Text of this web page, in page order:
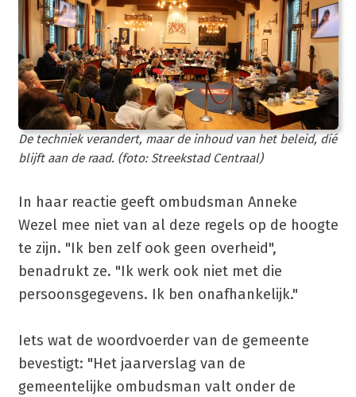
De techniek verandert, maar de inhoud van het beleid, díé
blijft aan de raad. (foto: Streekstad Centraal)
In haar reactie geeft ombudsman Anneke
Wezel mee niet van al deze regels op de hoogte
te zijn. "Ik ben zelf ook geen overheid",
benadrukt ze. "Ik werk ook niet met die
persoonsgegevens. Ik ben onafhankelijk."
Iets wat de woordvoerder van de gemeente
bevestigt: "Het jaarverslag van de
gemeentelijke ombudsman valt onder de